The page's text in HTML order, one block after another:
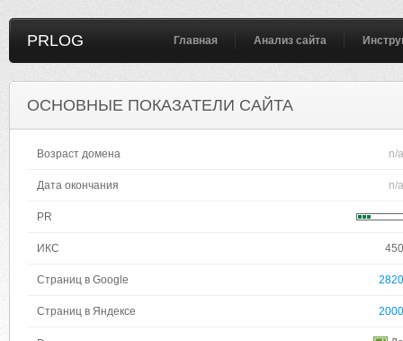
PRLOG Главная Анализ сайта
ОСНОВНЫЕ ПОКАЗАТЕЛИ САЙТА
Возраст домена n/a
Дата окончания n/a
PR
ИКС 450
Страниц в Google 2820
Страниц в Яндексе 2000